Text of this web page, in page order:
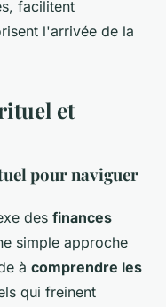
facilitent
l'arrivée de la
et
pour naviguer
des finances
simple approche
à comprendre les
qui freinent